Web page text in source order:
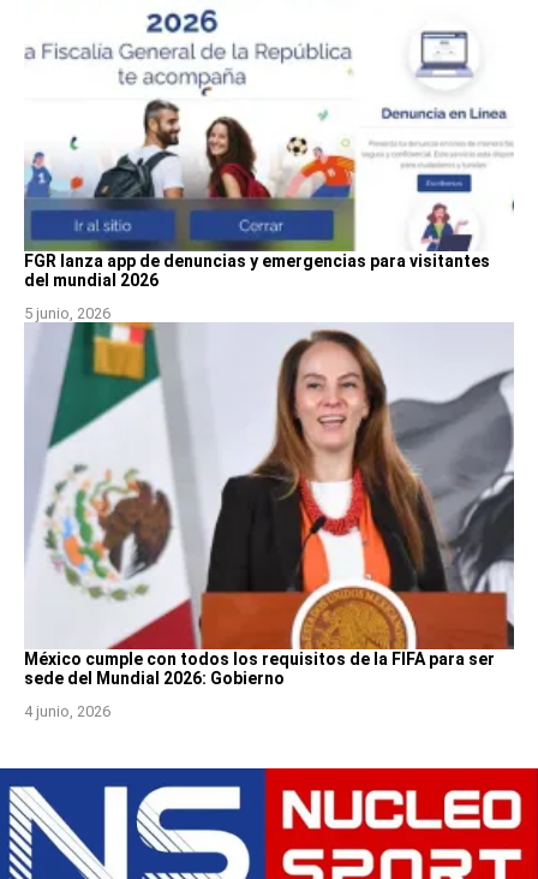
FGR lanza app de denuncias y emergencias para visitantes
del mundial 2026
5 junio, 2026
México cumple con todos los requisitos de la FIFA para ser
sede del Mundial 2026: Gobierno
4 junio, 2026